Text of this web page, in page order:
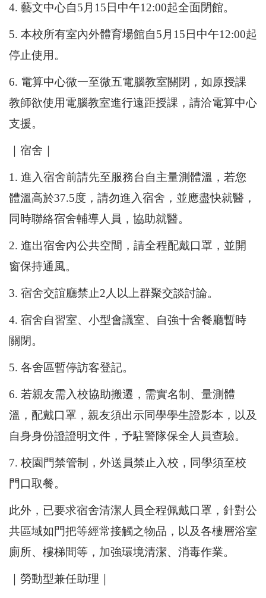
4. 藝文中心自5月15日中午12:00起全面閉館。
5. 本校所有室內外體育場館自5月15日中午12:00起
停止使用。
6. 電算中心微一至微五電腦教室關閉，如原授課
教師欲使用電腦教室進行遠距授課，請洽電算中心
支援。
｜宿舍｜
1. 進入宿舍前請先至服務台自主量測體溫，若您
體溫高於37.5度，請勿進入宿舍，並應盡快就醫，
同時聯絡宿舍輔導人員，協助就醫。
2. 進出宿舍內公共空間，請全程配戴口罩，並開
窗保持通風。
3. 宿舍交誼廳禁止2人以上群聚交談討論。
4. 宿舍自習室、小型會議室、自強十舍餐廳暫時
關閉。
5. 各舍區暫停訪客登記。
6. 若親友需入校協助搬遷，需實名制、量測體
溫，配戴口罩，親友須出示同學學生證影本，以及
自身身份證證明文件，予駐警隊保全人員查驗。
7. 校園門禁管制，外送員禁止入校，同學須至校
門口取餐。
此外，已要求宿舍清潔人員全程佩戴口罩，針對公
共區域如門把等經常接觸之物品，以及各樓層浴室
廁所、樓梯間等，加強環境清潔、消毒作業。
｜勞動型兼任助理｜